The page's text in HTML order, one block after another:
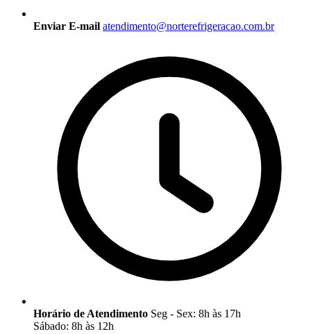
Enviar E-mail atendimento@norterefrigeracao.com.br
Horário de Atendimento Seg - Sex: 8h às 17h
Sábado: 8h às 12h